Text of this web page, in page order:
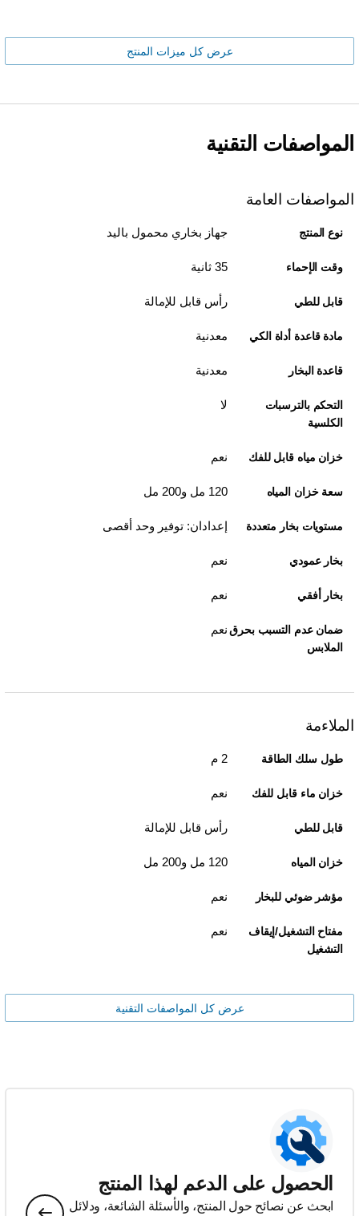
عرض كل ميزات المنتج
المواصفات التقنية
المواصفات العامة
نوع المنتج جهاز بخاري محمول باليد
وقت الإحماء 35 ثانية
قابل للطي رأس قابل للإمالة
مادة قاعدة أداة الكي معدنية
قاعدة البخار معدنية
التحكم بالترسبات
الكلسية
لا
خزان مياه قابل للفك نعم
سعة خزان المياه 120 مل و200 مل
مستويات بخار متعددة إعدادان: توفير وحد أقصى
بخار عمودي نعم
بخار أفقي نعم
ضمان عدم التسبب بحرق
الملابس
نعم
الملاءمة
طول سلك الطاقة 2 م
خزان ماء قابل للفك نعم
قابل للطي رأس قابل للإمالة
خزان المياه 120 مل و200 مل
مؤشر ضوئي للبخار نعم
مفتاح التشغيل/إيقاف
التشغيل
نعم
عرض كل المواصفات التقنية
الحصول على الدعم لهذا المنتج
ابحث عن نصائح حول المنتج، والأسئلة الشائعة، ودلائل